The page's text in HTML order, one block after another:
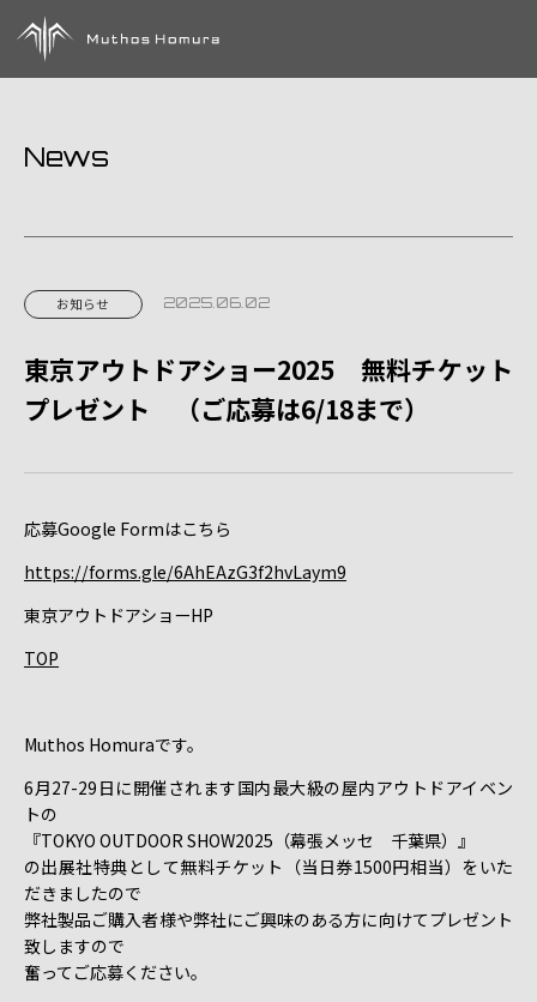
News
お知らせ 2025.06.02
東京アウトドアショー2025 無料チケット
プレゼント （ご応募は6/18まで）
応募Google Formはこちら
https://forms.gle/6AhEAzG3f2hvLaym9
東京アウトドアショーHP
TOP
Muthos Homuraです。
6月27-29日に開催されます国内最大級の屋内アウトドアイベン
トの
『TOKYO OUTDOOR SHOW2025（幕張メッセ 千葉県）』
の出展社特典として無料チケット（当日券1500円相当）をいた
だきましたので
弊社製品ご購入者様や弊社にご興味のある方に向けてプレゼント
致しますので
奮ってご応募ください。